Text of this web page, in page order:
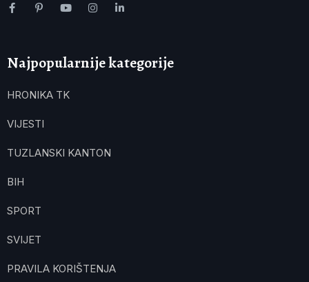
Najpopularnije kategorije
HRONIKA TK
VIJESTI
TUZLANSKI KANTON
BIH
SPORT
SVIJET
PRAVILA KORIŠTENJA